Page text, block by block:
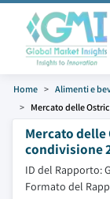
Home Alimenti e
Mercato delle
Mercato
condivisione
ID del Rapporto:
Formato del